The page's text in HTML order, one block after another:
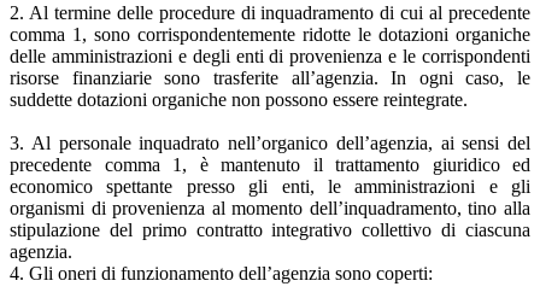
2. Al termine delle procedure di inquadramento di cui al precedente
comma 1, sono corrispondentemente ridotte le dotazioni organiche
delle amministrazioni e degli enti di provenienza e le corrispondenti
risorse finanziarie sono trasferite all’agenzia. In ogni caso, le
suddette dotazioni organiche non possono essere reintegrate.
3. Al personale inquadrato nell’organico dell’agenzia, ai sensi del
precedente comma 1, è mantenuto il trattamento giuridico ed
economico spettante presso gli enti, le amministrazioni e gli
organismi di provenienza al momento dell’inquadramento, tino alla
stipulazione del primo contratto integrativo collettivo di ciascuna
agenzia.
4. Gli oneri di funzionamento dell’agenzia sono coperti: